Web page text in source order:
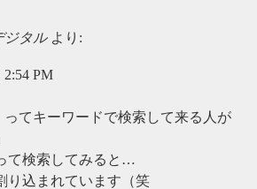
ジタル より:
2:54 PM
ってキーワードで検索して来る人が
て検索してみると…
り込まれています（笑